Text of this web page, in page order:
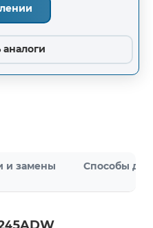
аналоги
и замены Способы